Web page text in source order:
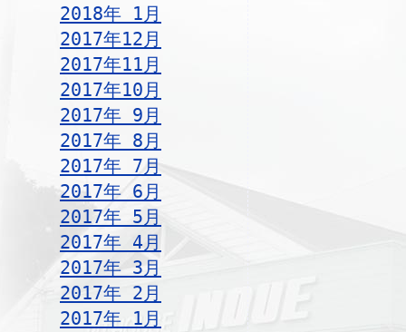
2018年 1月
2017年12月
2017年11月
2017年10月
2017年 9月
2017年 8月
2017年 7月
2017年 6月
2017年 5月
2017年 4月
2017年 3月
2017年 2月
2017年 1月